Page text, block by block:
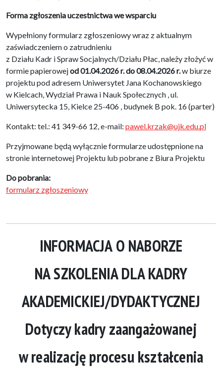
Forma zgłoszenia uczestnictwa we wsparciu
Wypełniony formularz zgłoszeniowy wraz z aktualnym
zaświadczeniem o zatrudnieniu
z Działu Kadr i Spraw Socjalnych/Działu Płac, należy złożyć w
formie papierowejod 01.04.2026 r. do 08.04.2026 r.w biurze
projektu pod adresem Uniwersytet Jana Kochanowskiego
w Kielcach, Wydział Prawa i Nauk Społecznych , ul.
Uniwersytecka 15, Kielce 25-406 , budynek B pok. 16 (parter)
Kontakt: tel.: 41 349-66 12, e-mail: pawel.krzak@ujk.edu.pl
Przyjmowane będą wyłącznie formularze udostępnione na
stronie internetowej Projektu lub pobrane z Biura Projektu
Do pobrania:
formularz zgłoszeniowy
INFORMACJA O NABORZE
NA SZKOLENIA DLA KADRY
AKADEMICKIEJ/DYDAKTYCZNEJ
Dotyczy kadry zaangażowanej
w realizację procesu kształcenia